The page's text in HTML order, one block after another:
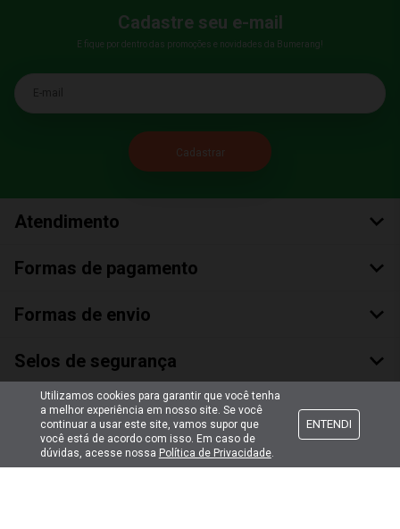
Cadastre seu e-mail
E fique por dentro das promoções e novidades da Bumerang!
E-mail
Atendimento
Formas de pagamento
Formas de envio
Selos de segurança
Utilizamos cookies para garantir que você tenha
a melhor experiência em nosso site. Se você
continuar a usar este site, vamos supor que
você está de acordo com isso. Em caso de
dúvidas, acesse nossa Política de Privacidade.
ENTENDI